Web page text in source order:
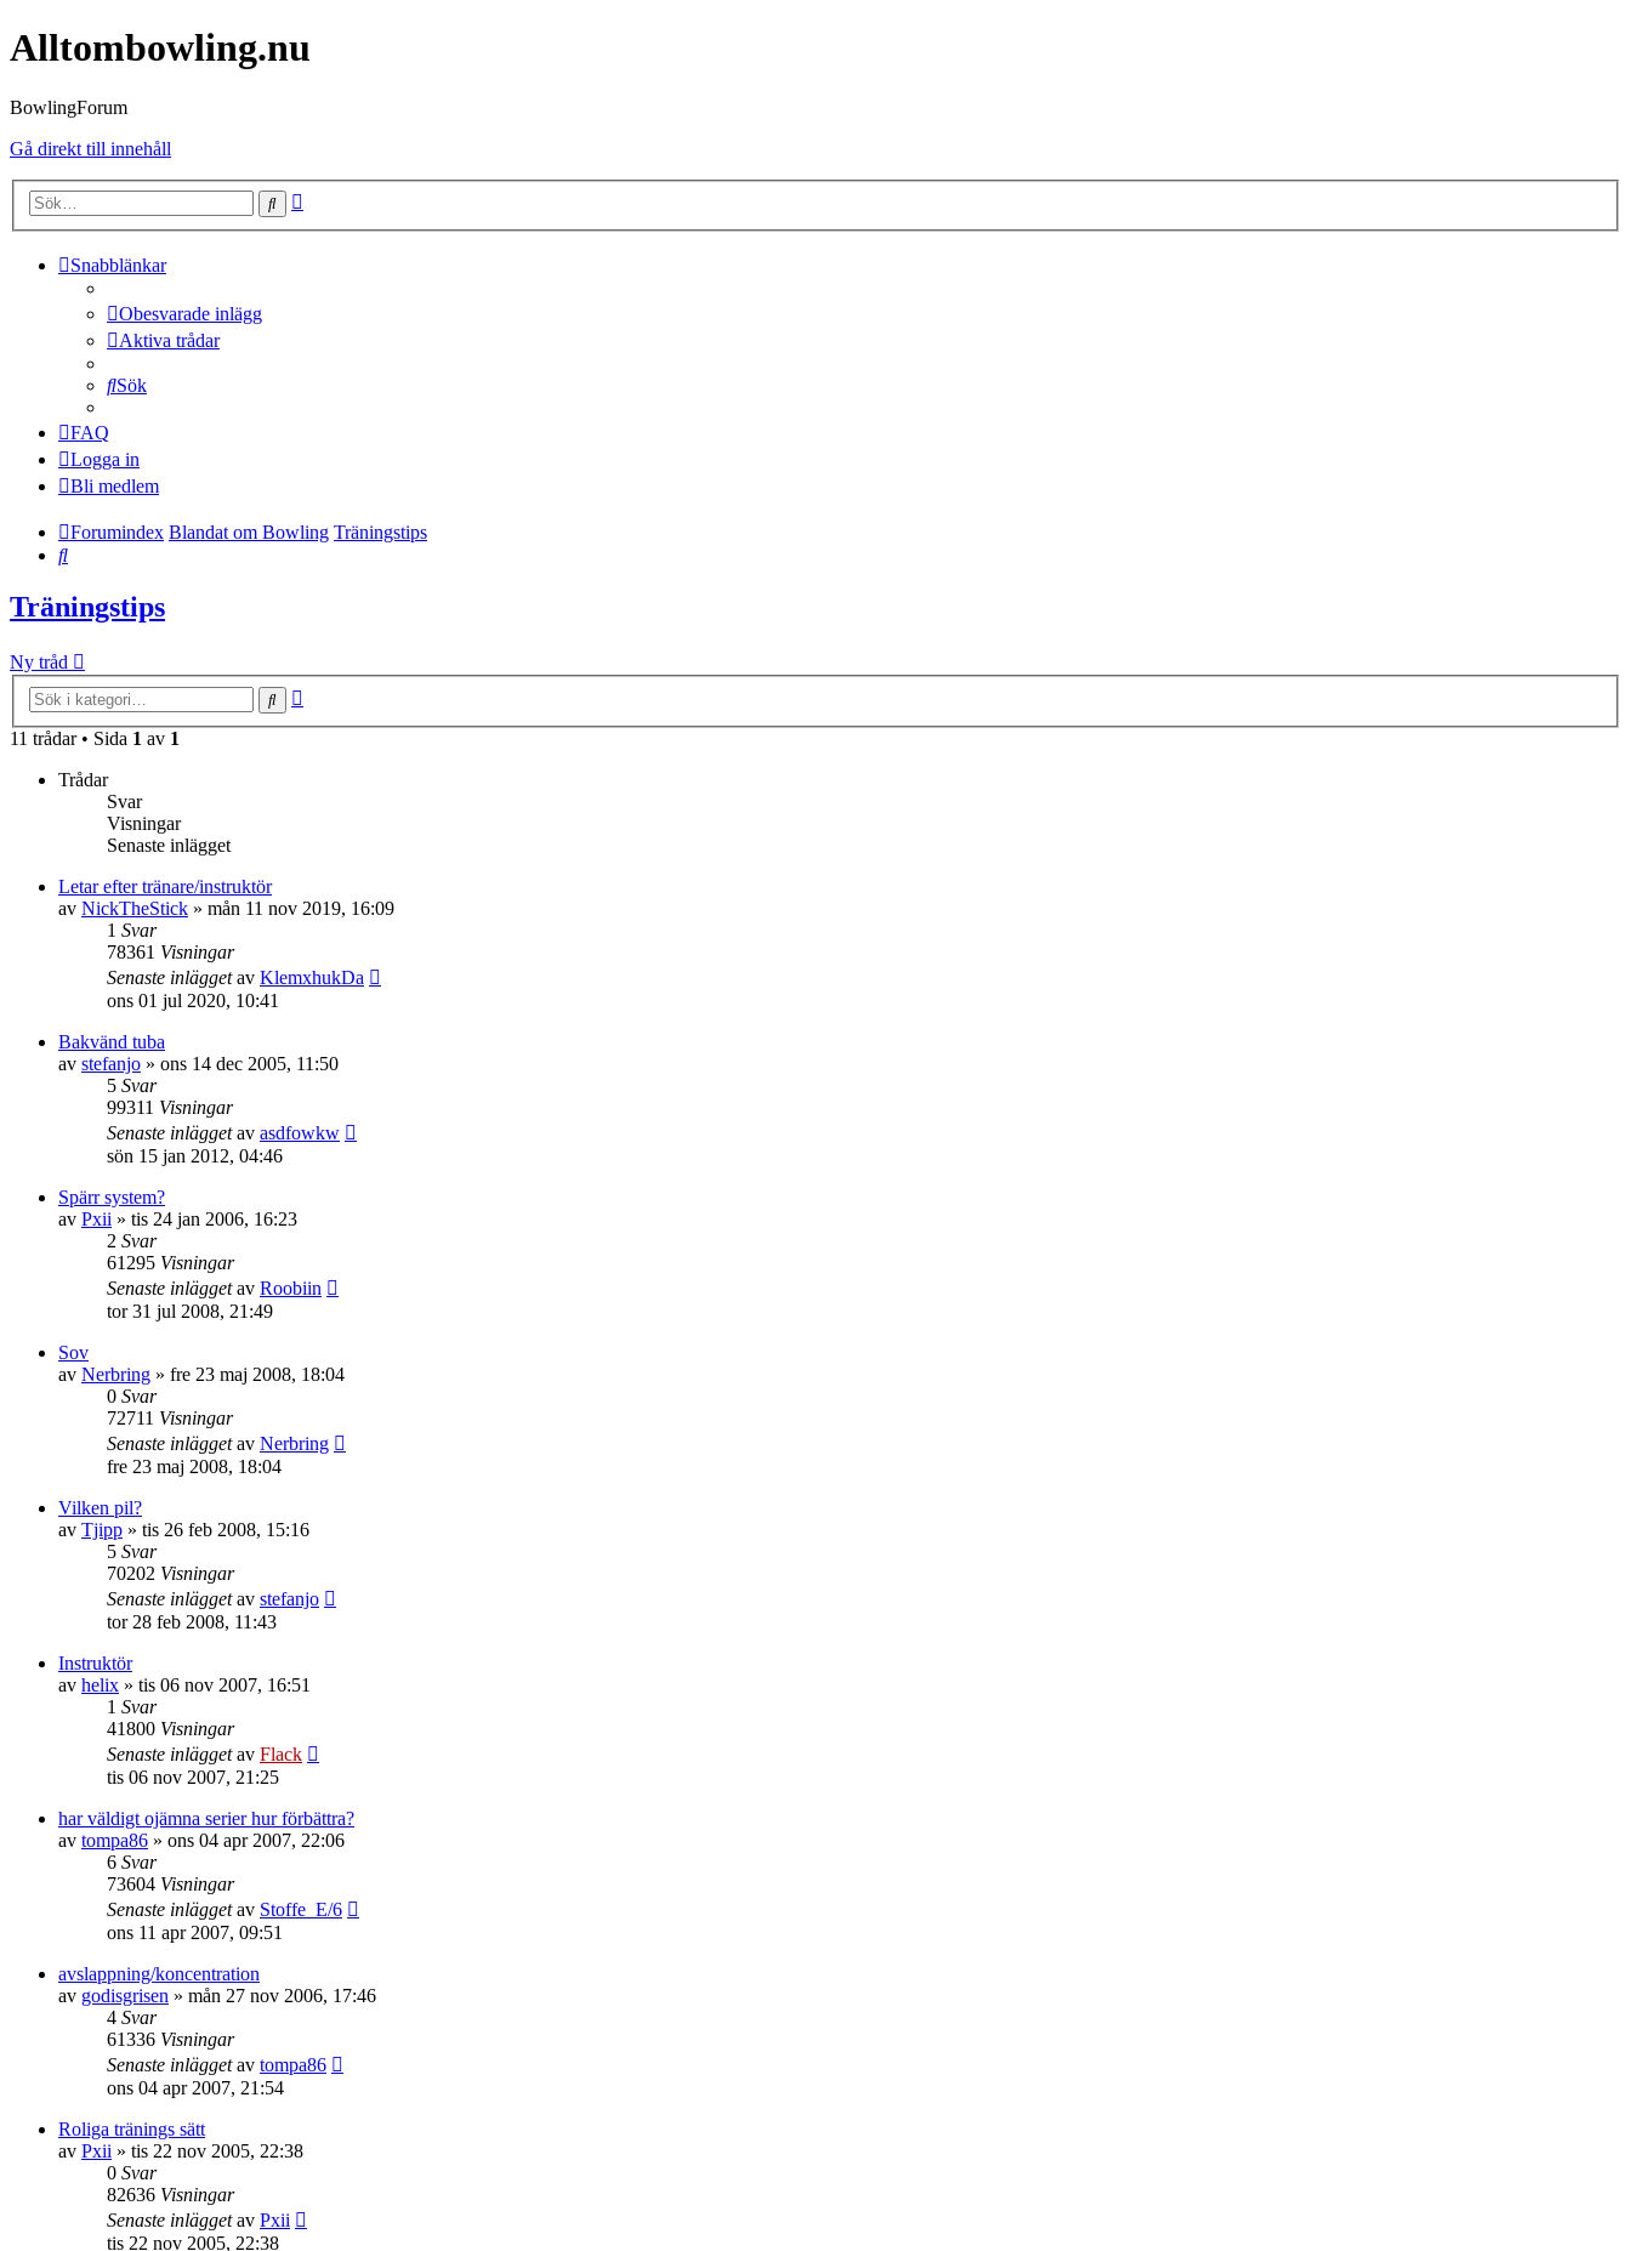
Alltombowling.nu
BowlingForum
Gå direkt till innehåll
Sök
Snabblänkar
Obesvarade inlägg
Aktiva trådar
Sök
FAQ
Logga in
Bli medlem
Forumindex Blandat om Bowling Träningstips
Sök
Träningstips
Ny tråd
Sök
11 trådar • Sida 1 av 1
Trådar
Svar
Visningar
Senaste inlägget
Letar efter tränare/instruktör
av NickTheStick » mån 11 nov 2019, 16:09
1 Svar
78361 Visningar
Senaste inläggetav KlemxhukDa
ons 01 jul 2020, 10:41
Bakvänd tuba
av stefanjo » ons 14 dec 2005, 11:50
5 Svar
99311 Visningar
Senaste inläggetav asdfowkw
sön 15 jan 2012, 04:46
Spärr system?
av Pxii » tis 24 jan 2006, 16:23
2 Svar
61295 Visningar
Senaste inläggetav Roobiin
tor 31 jul 2008, 21:49
Sov
av Nerbring » fre 23 maj 2008, 18:04
0 Svar
72711 Visningar
Senaste inläggetav Nerbring
fre 23 maj 2008, 18:04
Vilken pil?
av Tjipp » tis 26 feb 2008, 15:16
5 Svar
70202 Visningar
Senaste inläggetav stefanjo
tor 28 feb 2008, 11:43
Instruktör
av helix » tis 06 nov 2007, 16:51
1 Svar
41800 Visningar
Senaste inläggetav Flack
tis 06 nov 2007, 21:25
har väldigt ojämna serier hur förbättra?
av tompa86 » ons 04 apr 2007, 22:06
6 Svar
73604 Visningar
Senaste inläggetav Stoffe_E/6
ons 11 apr 2007, 09:51
avslappning/koncentration
av godisgrisen » mån 27 nov 2006, 17:46
4 Svar
61336 Visningar
Senaste inläggetav tompa86
ons 04 apr 2007, 21:54
Roliga tränings sätt
av Pxii » tis 22 nov 2005, 22:38
0 Svar
82636 Visningar
Senaste inläggetav Pxii
tis 22 nov 2005, 22:38